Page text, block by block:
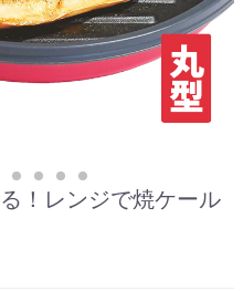
！レンジで焼ケール